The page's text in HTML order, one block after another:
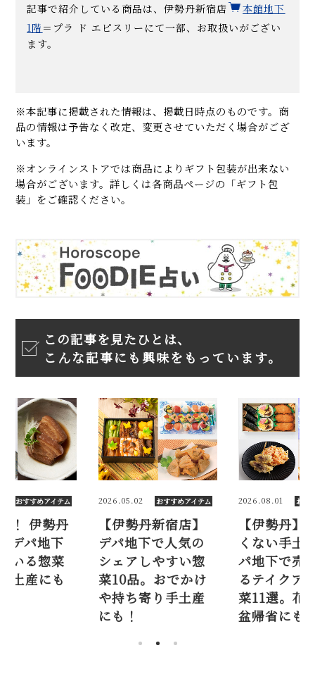
記事で紹介している商品は、伊勢丹新宿店
本館地下
1階 ＝プラ ド エピスリーにて一部、お取扱いがござい
ます。
※本記事に掲載された情報は、掲載日時点のものです。商
品の情報は予告なく改定、変更させていただく場合がござ
います。
※オンラインストアでは商品によりギフト包装が出来ない
場合がございます。詳しくは各商品ページの「ギフト包
装」をご確認ください。
この記事を見たひとは、
こんな記事にも興味をもっています。
おすすめアイテム
！ 伊勢丹
デパ地下
いる惣菜
土産にも
2026.05.02 おすすめアイテム
【伊勢丹新宿店】
デパ地下で人気の
シェアしやすい惣
菜10品。おでかけ
や持ち寄り手土産
にも！
2026.08.01 おす
【伊勢丹】
くない手土
パ地下で売
るテイクア
菜11選。花
盆帰省にも